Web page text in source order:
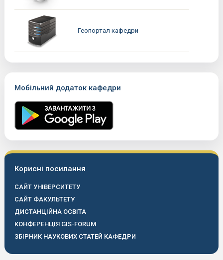
Геопортал кафедри
Мобільний додаток кафедри
Корисні посилання
САЙТ УНІВЕРСИТЕТУ
САЙТ ФАКУЛЬТЕТУ
ДИСТАНЦІЙНА ОСВІТА
КОНФЕРЕНЦІЯ GIS-FORUM
ЗБІРНИК НАУКОВИХ СТАТЕЙ КАФЕДРИ